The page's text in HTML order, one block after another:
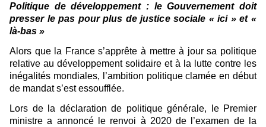
Politique de développement : le Gouvernement doit
presser le pas pour plus de justice sociale « ici » et «
là-bas »
Alors que la France s’apprête à mettre à jour sa politique
relative au développement solidaire et à la lutte contre les
inégalités mondiales, l’ambition politique clamée en début
de mandat s’est essoufflée.
Lors de la déclaration de politique générale, le Premier
ministre a annoncé le renvoi à 2020 de l’examen de la